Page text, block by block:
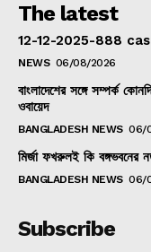
The latest
12-12-2025-888
NEWS 06/08/2026
বাংলাদেশের সঙ্গে সম্পর্ক
ওবায়েদ
BANGLADESH NEWS 06/
মির্জা ফখরুলই কি বঙ্গভবনের
BANGLADESH NEWS 06/
Subscribe